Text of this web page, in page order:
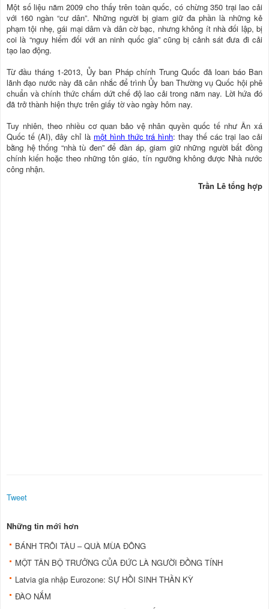
Một số liệu năm 2009 cho thấy trên toàn quốc, có chừng 350 trại lao cải
với 160 ngàn “cư dân”. Những người bị giam giữ đa phần là những kẻ
phạm tội nhẹ, gái mại dâm và dân cờ bạc, nhưng không ít nhà đối lập, bị
coi là “nguy hiểm đối với an ninh quốc gia” cũng bị cảnh sát đưa đi cải
tạo lao động.
Từ đầu tháng 1-2013, Ủy ban Pháp chính Trung Quốc đã loan báo Ban
lãnh đạo nước này đã cân nhắc để trình Ủy ban Thường vụ Quốc hội phê
chuẩn và chính thức chấm dứt chế độ lao cải trong năm nay. Lời hứa đó
đã trở thành hiện thực trên giấy tờ vào ngày hôm nay.
Tuy nhiên, theo nhiều cơ quan bảo vệ nhân quyền quốc tế như Ân xá
Quốc tế (AI), đây chỉ là một hình thức trá hình: thay thế các trại lao cải
bằng hệ thống “nhà tù đen” để đàn áp, giam giữ những người bất đồng
chính kiến hoặc theo những tôn giáo, tín ngưỡng không được Nhà nước
công nhận.
Trần Lê tổng hợp
Tweet
Những tin mới hơn
BÁNH TRÔI TÀU – QUÀ MÙA ĐÔNG
MỘT TÂN BỘ TRƯỞNG CỦA ĐỨC LÀ NGƯỜI ĐỒNG TÍNH
Latvia gia nhập Eurozone: SỰ HỒI SINH THẦN KỲ
ĐÀO NẮM